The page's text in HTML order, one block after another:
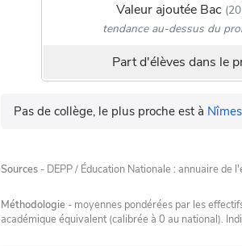
Valeur ajoutée Bac
tendance au-dessus du
Part d'élèves dans le
Pas de collège, le plus proche est à Nîmes
Sources - DEPP / Éducation Nationale : annuaire de
Méthodologie - moyennes pondérées par les
académique équivalent (calibrée à 0 au national).